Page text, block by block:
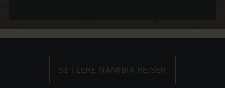
SE FLERE NAMIBIA REJSER